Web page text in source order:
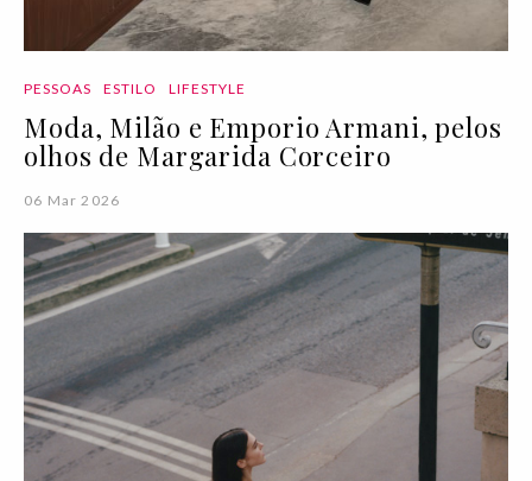
PESSOAS ESTILO LIFESTYLE
Moda, Milão e Emporio Armani, pelos
olhos de Margarida Corceiro
06 Mar 2026